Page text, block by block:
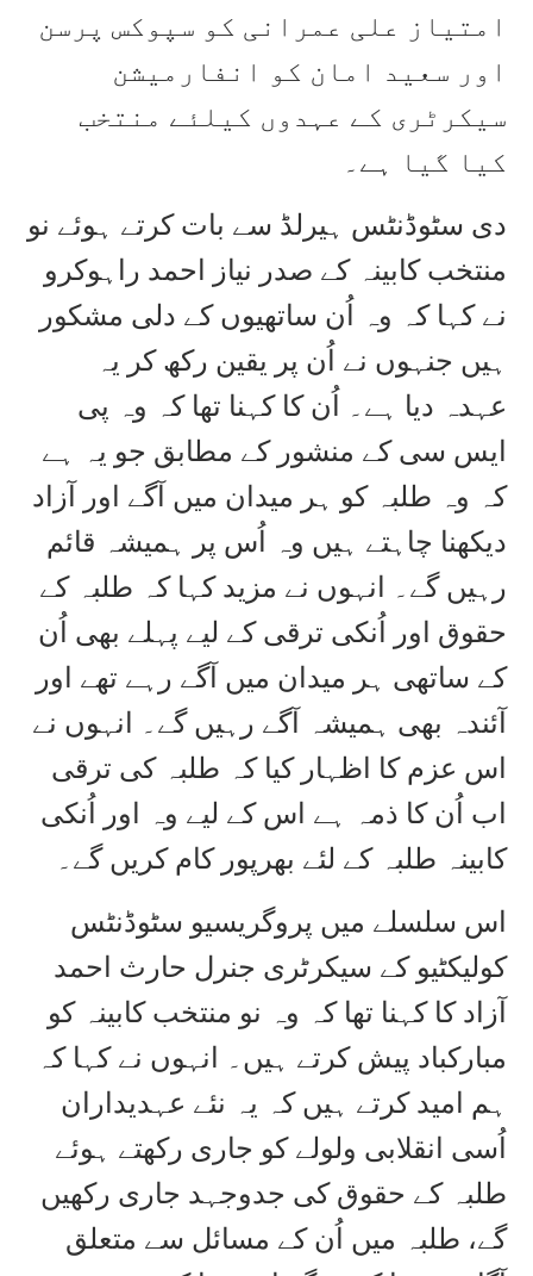
امتیاز علی عمرانی کو سپوکس پرسن
اور سعید امان کو انفارمیشن
سیکرٹری کے عہدوں کیلئے منتخب
کیا گیا ہے۔
دی سٹوڈنٹس ہیرلڈ سے بات کرتے ہوئے نو
منتخب کابینہ کے صدر نیاز احمد راہوکرو
نے کہا کہ وہ اُن ساتھیوں کے دلی مشکور
ہیں جنہوں نے اُن پر یقین رکھ کر یہ
عہدہ دیا ہے۔ اُن کا کہنا تھا کہ وہ پی
ایس سی کے منشور کے مطابق جو یہ ہے
کہ وہ طلبہ کو ہر میدان میں آگے اور آزاد
دیکھنا چاہتے ہیں وہ اُس پر ہمیشہ قائم
رہیں گے۔ انہوں نے مزید کہا کہ طلبہ کے
حقوق اور اُنکی ترقی کے لیے پہلے بھی اُن
کے ساتھی ہر میدان میں آگے رہے تھے اور
آئندہ بھی ہمیشہ آگے رہیں گے۔ انہوں نے
اس عزم کا اظہار کیا کہ طلبہ کی ترقی
اب اُن کا ذمہ ہے اس کے لیے وہ اور اُنکی
کابینہ طلبہ کے لئے بھرپور کام کریں گے۔
اس سلسلے میں پروگریسیو سٹوڈنٹس
کولیکٹیو کے سیکرٹری جنرل حارث احمد
آزاد کا کہنا تھا کہ وہ نو منتخب کابینہ کو
مبارکباد پیش کرتے ہیں۔ انہوں نے کہا کہ
ہم امید کرتے ہیں کہ یہ نئے عہدیداران
اُسی انقلابی ولولے کو جاری رکھتے ہوئے
طلبہ کے حقوق کی جدوجہد جاری رکھیں
گے، طلبہ میں اُن کے مسائل سے متعلق